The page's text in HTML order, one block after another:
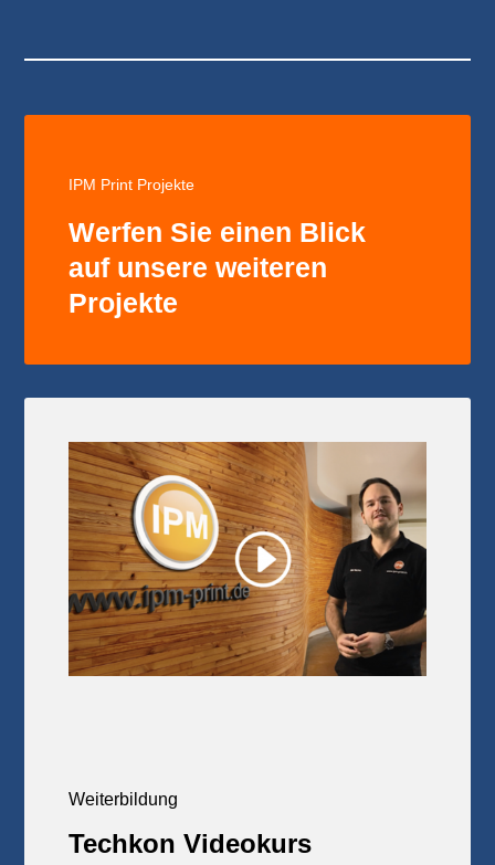
IPM Print Projekte
Werfen Sie einen Blick
auf unsere weiteren
Projekte
Weiterbildung
Techkon Videokurs